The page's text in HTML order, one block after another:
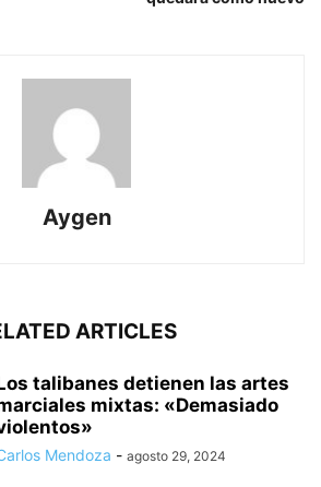
Aygen
ARTICLES
talibanes detienen las artes
mixtas: «Demasiado
Mendoza - agosto 29, 2024